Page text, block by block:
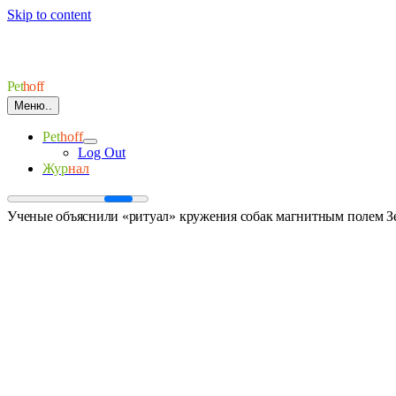
Skip to content
Pethoff
Меню..
Pethoff
Log Out
Журнал
Ученые объяснили «ритуал» кружения собак магнитным полем